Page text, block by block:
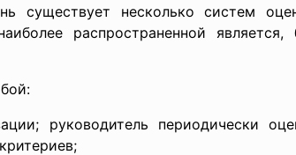
существует несколько систем
распространенной является,
руководитель периодически